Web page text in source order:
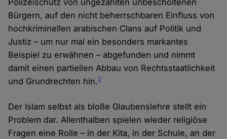
Polizeischutz von ungezählten unbescholtenen
Bürgern, auf den nicht beherrschbaren Einfluss von
hochkriminellen arabischen Clans auf Politik und
Justiz – um nur mal ein besonders markantes
Beispiel zu erwähnen – abgefunden und nimmt
damit einen partiellen Abbau von Rechtsstaatlichkeit
und Grundrechten hin.5
Der Islam selbst als bloße Glaubenslehre stellt ein
Problem dar. Allenthalben spielen wieder religiöse
Fragen eine Rolle – in der Kita, in der Schule, an der